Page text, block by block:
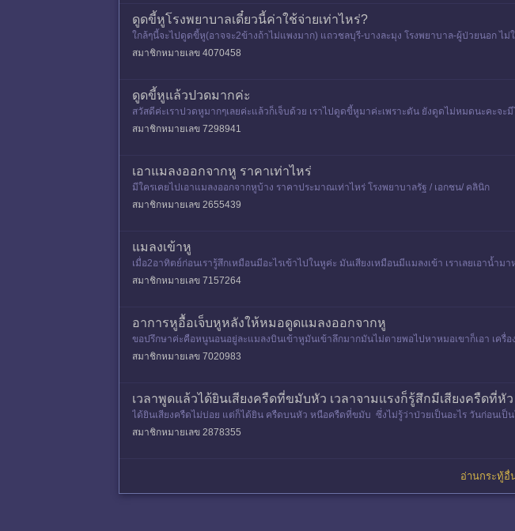
ดูดขี้หูโรงพยาบาลเดี๋ยวนี้ค่าใช้จ่ายเท่าไหร่?
ใกล้ๆนี้จะไปดูดขี้หู(อาจจะ2ข้างถ้าไม่แพงมาก) แถวชลบุรี-บางละมุง โรงพยาบาล-ผู้ป่วยนอก ไม่
สมาชิกหมายเลข 4070458
ดูดขี้หูแล้วปวดมากค่ะ
สวัสดีค่ะเราปวดหูมากๆเลยค่ะแล้วก็เจ็บด้วย เราไปดูดขี้หูมาค่ะเพราะตัน ยังดูดไม่หมดนะคะ
ห้เลยค่ะ หมอเลยบ
สมาชิกหมายเลข 7298941
เอาแมลงออกจากหู ราคาเท่าไหร่
มีใครเคยไปเอาแมลงออกจากหูบ้าง ราคาประมาณเท่าไหร่ โรงพยาบาลรัฐ / เอกชน/ คลินิก
สมาชิกหมายเลข 2655439
แมลงเข้าหู
เมื่อ2อาทิตย์ก่อนเรารู้สึกเหมือนมีอะไรเข้าไปในหูค่ะ มันเสียงเหมือนมีแมลงเข้า เราเลยเอาน้
นี้เริ่มรู้
สมาชิกหมายเลข 7157264
อาการหูอื้อเจ็บหูหลังให้หมอดูดแมลงออกจากหู
ขอปรึกษาค่ะคือหนูนอนอยู่ละแมลงบินเข้าหูมันเข้าลึกมากมันไม่ตายพอไปหาหมอเขาก็เอา เค
ก้้อักเสบมาถ้ากินจะด
สมาชิกหมายเลข 7020983
เวลาพูดแล้วได้ยินเสียงครืดที่ขมับหัว เวลาจามแรงก็รู้สึกมีเสียงครืดที่หัว
ได้ยินเสียงครืดไม่บ่อย แต่ก็ได้ยิน ครืดบนหัว หนือครืดที่ขมับ ซึ่งไม่รู้ว่าป่วยเป็นอะไร วันก่อนเ
ชอบไ
สมาชิกหมายเลข 2878355
อ่านกระทู้อื่